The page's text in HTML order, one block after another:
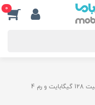
0
شیائومی مدل Redmi A5 دو سیم کارت ظرفیت 128 گیگابایت و رم 4